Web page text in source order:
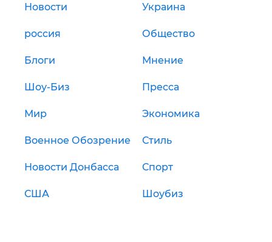
Новости Украина
россия Общество
Блоги Мнение
Шоу-Биз Пресса
Мир Экономика
Военное Обозрение Стиль
Новости Донбасса Спорт
США Шоубиз